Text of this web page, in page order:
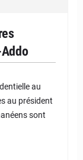
au
au président
sont